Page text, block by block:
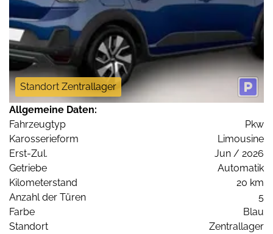
Standort Zentrallager
Allgemeine Daten:
Fahrzeugtyp
Pkw
Karosserieform
Limousine
Erst-Zul.
Jun / 2026
Getriebe
Automatik
Kilometerstand
20 km
Anzahl der Türen
5
Farbe
Blau
Standort
Zentrallager